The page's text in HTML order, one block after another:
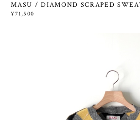
MASU / DIAMOND SCRAPED
¥71,500